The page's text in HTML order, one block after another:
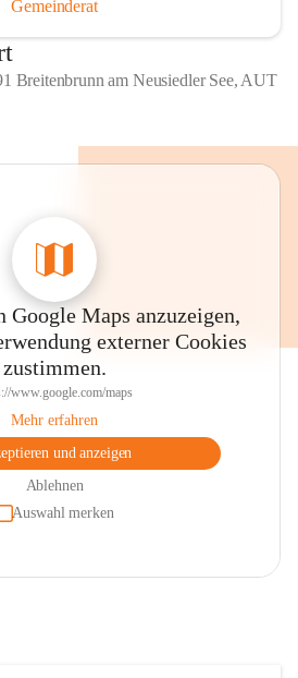
Gemeinderat
Breitenbrunn am Neusiedler See, AUT
Google Maps anzuzeigen,
externer Cookies
zustimmen.
www.google.com/maps
Mehr erfahren
und anzeigen
Ablehnen
Auswahl merken